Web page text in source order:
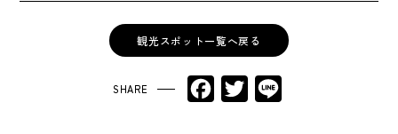
観光スポット一覧へ戻る
Facebook
Twitter